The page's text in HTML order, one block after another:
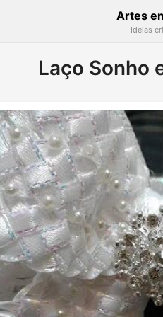
Artes
Ideias
Laço Sonho